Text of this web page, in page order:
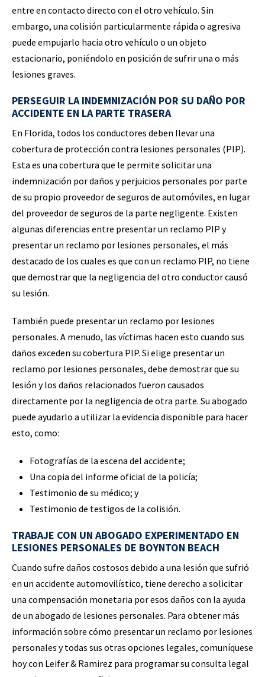
entre en contacto directo con el otro vehículo. Sin
embargo, una colisión particularmente rápida o agresiva
puede empujarlo hacia otro vehículo o un objeto
estacionario, poniéndolo en posición de sufrir una o más
lesiones graves.
PERSEGUIR LA INDEMNIZACIÓN POR SU DAÑO POR
ACCIDENTE EN LA PARTE TRASERA
En Florida, todos los conductores deben llevar una
cobertura de protección contra lesiones personales (PIP).
Esta es una cobertura que le permite solicitar una
indemnización por daños y perjuicios personales por parte
de su propio proveedor de seguros de automóviles, en lugar
del proveedor de seguros de la parte negligente. Existen
algunas diferencias entre presentar un reclamo PIP y
presentar un reclamo por lesiones personales, el más
destacado de los cuales es que con un reclamo PIP, no tiene
que demostrar que la negligencia del otro conductor causó
su lesión.
También puede presentar un reclamo por lesiones
personales. A menudo, las víctimas hacen esto cuando sus
daños exceden su cobertura PIP. Si elige presentar un
reclamo por lesiones personales, debe demostrar que su
lesión y los daños relacionados fueron causados ​​
directamente por la negligencia de otra parte. Su abogado
puede ayudarlo a utilizar la evidencia disponible para hacer
esto, como:
Fotografías de la escena del accidente;
Una copia del informe oficial de la policía;
Testimonio de su médico; y
Testimonio de testigos de la colisión.
TRABAJE CON UN ABOGADO EXPERIMENTADO EN
LESIONES PERSONALES DE BOYNTON BEACH
Cuando sufre daños costosos debido a una lesión que sufrió
en un accidente automovilístico, tiene derecho a solicitar
una compensación monetaria por esos daños con la ayuda
de un abogado de lesiones personales. Para obtener más
información sobre cómo presentar un reclamo por lesiones
personales y todas sus otras opciones legales, comuníquese
hoy con Leifer & Ramirez para programar su consulta legal